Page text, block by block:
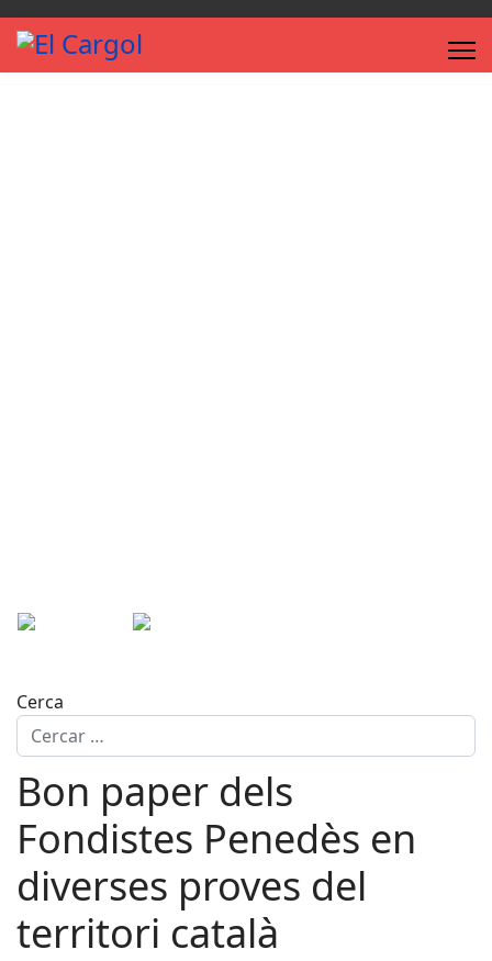
Cerca
Bon paper dels
Fondistes Penedès en
diverses proves del
territori català